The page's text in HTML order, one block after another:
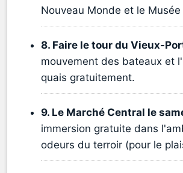
Nouveau Monde et le
8. Faire le tour du Vieux-
mouvement des bateaux et
quais gratuitement.
9. Le Marché Central le
immersion gratuite dans
odeurs du terroir (pour le